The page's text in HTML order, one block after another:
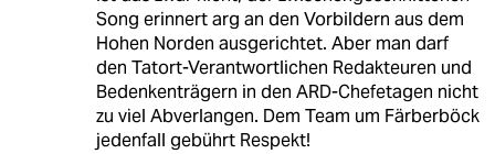
Song erinnert arg an den Vorbildern aus dem
Hohen Norden ausgerichtet. Aber man darf
den Tatort-Verantwortlichen Redakteuren und
Bedenkenträgern in den ARD-Chefetagen nicht
zu viel Abverlangen. Dem Team um Färberböck
jedenfall gebührt Respekt!